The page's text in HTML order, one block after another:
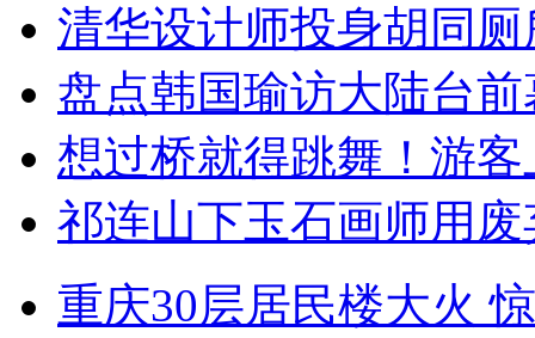
清华设计师投身胡同
盘点韩国瑜访大陆台
想过桥就得跳舞！游客
祁连山下玉石画师用
重庆30层居民楼大火